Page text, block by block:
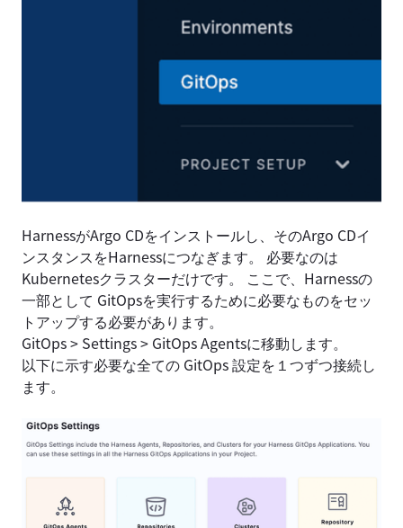
HarnessがArgo CDをインストールし、そのArgo CDイ
ンスタンスをHarnessにつなぎます。 必要なのは
Kubernetesクラスターだけです。 ここで、Harnessの
一部として GitOpsを実行するために必要なものをセッ
トアップする必要があります。
GitOps > Settings > GitOps Agentsに移動します。
以下に示す必要な全ての GitOps 設定を１つずつ接続し
ます。